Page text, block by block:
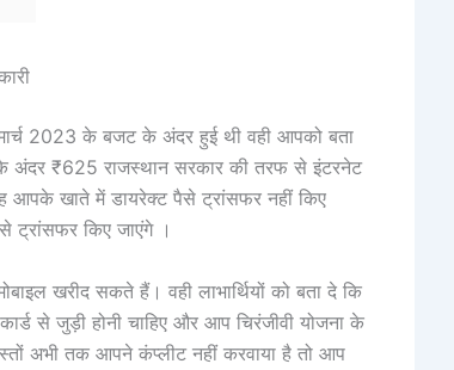
मार्च 2023 के बजट के अंदर हुई थी वही आपको बता
अंदर ₹625 राजस्थान सरकार की तरफ से इंटरनेट
आपके खाते में डायरेक्ट पैसे ट्रांसफर नहीं किए
ट्रांसफर किए जाएंगे ।
खरीद सकते हैं। वही लाभार्थियों को बता दे कि
से जुड़ी होनी चाहिए और आप चिरंजीवी योजना के
अभी तक आपने कंप्लीट नहीं करवाया है तो आप